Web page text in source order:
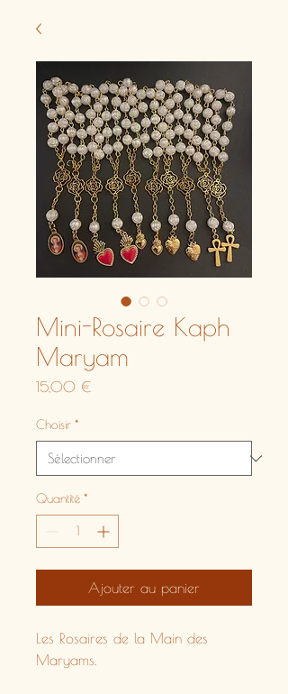
Mini-Rosaire Kaph
Maryam
15,00 €Prix
Choisir *
Quantité *
Ajouter au panier
Les Rosaires de la Main des
Maryams.